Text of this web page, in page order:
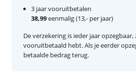
3 jaar vooruitbetalen
38,99eenmalig (13,- per jaar)
De verzekering is ieder jaar opzegbaar,
vooruitbetaald hebt. Als je eerder
betaalde bedrag terug.